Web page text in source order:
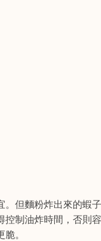
但麵粉炸出來的蝦
制油炸時間，否則
。